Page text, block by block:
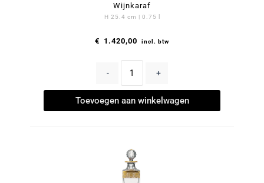
Wijnkaraf
H 25.4 cm | 0.75 l
€ 1.420,00 incl. btw
- +
Toevoegen aan winkelwagen